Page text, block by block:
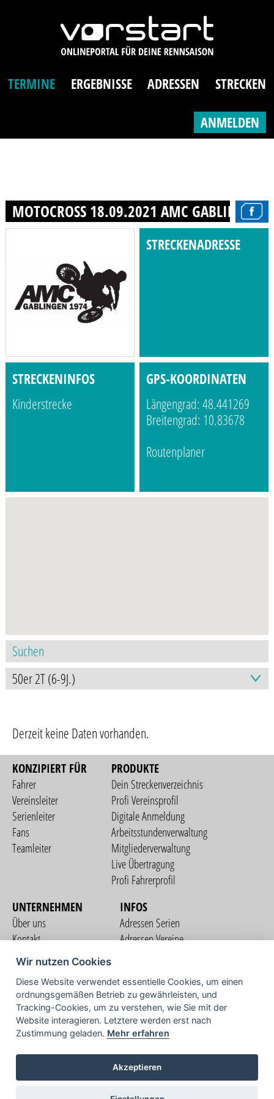
TERMINE ERGEBNISSE ADRESSEN STRECKEN
ANMELDEN
MOTOCROSS 18.09.2021 AMC GABLINGEN
STRECKENADRESSE
STRECKENINFOS
Kinderstrecke
GPS-KOORDINATEN
Längengrad: 48.441269
Breitengrad: 10.83678
Routenplaner
Derzeit keine Daten vorhanden.
KONZIPIERT FÜR
Fahrer
Vereinsleiter
Serienleiter
Fans
Teamleiter
PRODUKTE
Dein Streckenverzeichnis
Profi Vereinsprofil
Digitale Anmeldung
Arbeitsstundenverwaltung
Mitgliederverwaltung
Live Übertragung
Profi Fahrerprofil
UNTERNEHMEN
Über uns
Kontakt
Nutzungsbedingungen
Datenschutzerklärung
Impressum
INFOS
Adressen Serien
Adressen Vereine
COMMUNITY
TV
Wir nutzen Cookies
Diese Website verwendet essentielle Cookies, um einen
ordnungsgemäßen Betrieb zu gewährleisten, und
Tracking-Cookies, um zu verstehen, wie Sie mit der
Website interagieren. Letztere werden erst nach
Zustimmung geladen. Mehr erfahren
Akzeptieren